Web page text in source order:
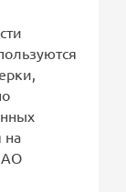
на
АО